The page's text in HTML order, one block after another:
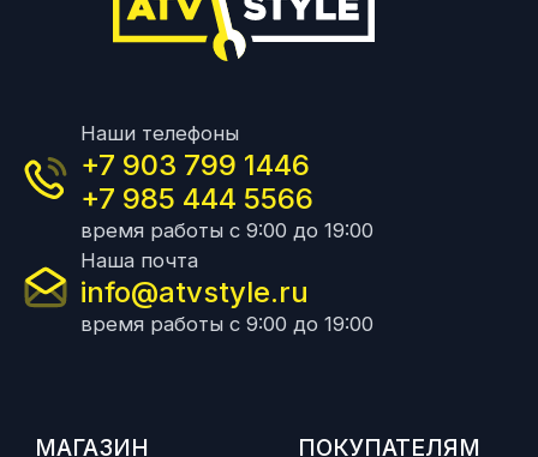
Наши телефоны
+7 903 799 1446
+7 985 444 5566
время работы с 9:00 до 19:00
Наша почта
info@atvstyle.ru
время работы с 9:00 до 19:00
МАГАЗИН ПОКУПАТЕЛЯМ